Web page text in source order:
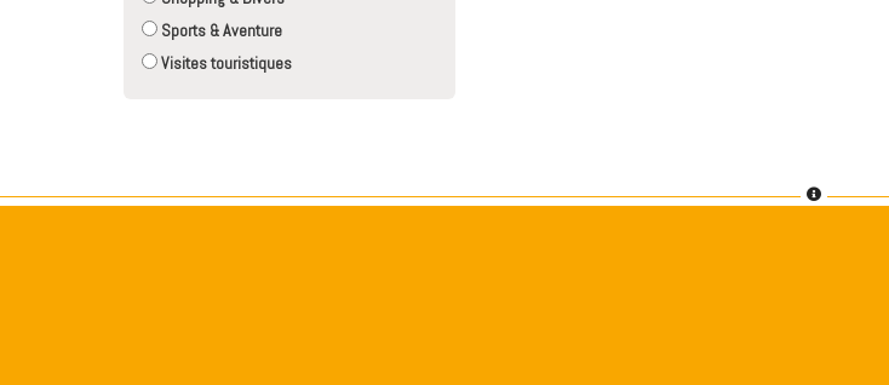
Sports & Aventure
Visites touristiques